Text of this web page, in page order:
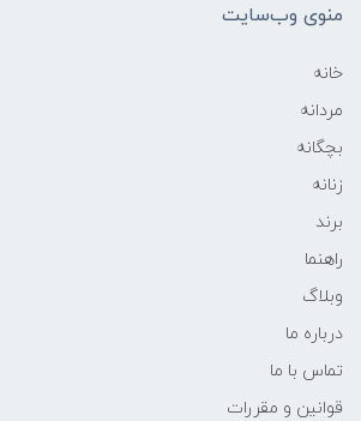
منوی وب‌سایت
خانه
مردانه
بچگانه
زنانه
برند
راهنما
وبلاگ
درباره ما
تماس با ما
قوانین و مقررات